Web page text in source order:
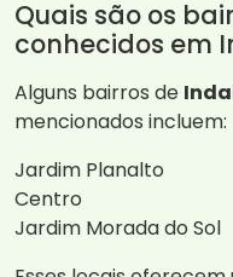
Quais são os
conhecidos em
Alguns bairros de
mencionados incluem:
Jardim Planalto
Centro
Jardim Morada do Sol